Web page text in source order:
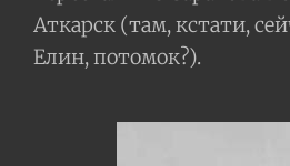
Аткарск (там, кстати,
Елин, потомок?).